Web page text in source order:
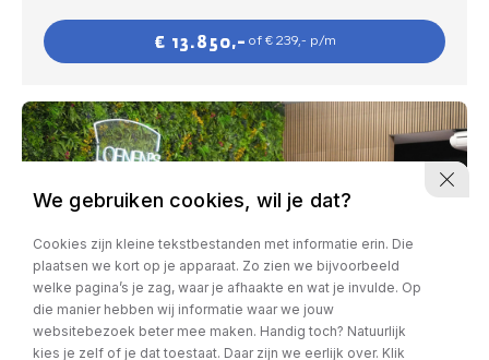
€ 13.850,- of € 239,- p/m
We gebruiken cookies, wil je dat?
Cookies zijn kleine tekstbestanden met informatie erin. Die
plaatsen we kort op je apparaat. Zo zien we bijvoorbeeld
welke pagina’s je zag, waar je afhaakte en wat je invulde. Op
die manier hebben wij informatie waar we jouw
websitebezoek beter mee maken. Handig toch? Natuurlijk
kies je zelf of je dat toestaat. Daar zijn we eerlijk over. Klik